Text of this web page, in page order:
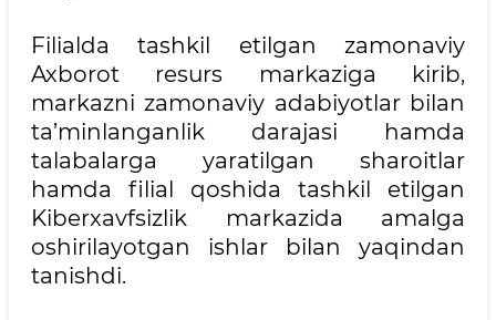
Filialda tashkil etilgan zamonaviy
Axborot resurs markaziga kirib,
markazni zamonaviy adabiyotlar bilan
ta’minlanganlik darajasi hamda
talabalarga yaratilgan sharoitlar
hamda filial qoshida tashkil etilgan
Kiberxavfsizlik markazida amalga
oshirilayotgan ishlar bilan yaqindan
tanishdi.